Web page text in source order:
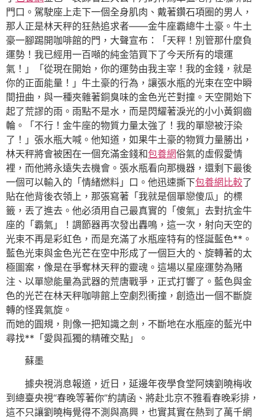
門口。駕駛座上走下一個全身肌肉、戴著鑽石項圈的男人，
那人正是林天秤的狂熱追求者——金牛座霸總牛土豪。牛土
豪一腳踢開咖啡館的門，大聲宣布：「天秤！別管那什麼負
運勢！我已經用一百噸的純金箔買下了今天所有的壞運
氣！」「從現在開始，你的運勢由我主宰！我的金錢，就是
你的正面能量！」牛土豪的行為，讓張水瓶的光束在空中瞬
間扭曲，與一種夾雜著銅臭味的金色光芒對撞。天空開始下
起了荒謬的雨。雨點不是水，而是閃耀著淚光的小小黃銅齒
輪。「不行！金牛座的物質力量太強了！我的單戀被汙染
了！」張水瓶大喊。他知道，如果牛土豪的物質力量勝出，
林天秤將會被困在一個充滿金錢和包養網俗氣的虛假愛情
裡，而他將永遠失去機會。張水瓶看向那機器，還剩下最後
一個可以輸入的「情緒燃料」口。他迅速撕下包養網比較了
貼在他背後衣領上，那張寫著「我就是個單戀傻瓜」的標
籤，丟了進去。他必須用自己最真實的「傻氣」去對抗金牛
座的「霸氣」！調節器再次發出轟鳴，這一次，射向天空的
光束不再是彩虹色，而是充滿了水瓶座特有的怪誕藍色**。
藍色光束與金色光芒在空中形成了一個巨大的、旋轉著的太
極圖案，像是在爭奪林天秤的靈魂。這場以星座運勢為賭
注、以單戀能量為武器的荒唐戰爭，正式打響了。藍色與金
色的光芒在林天秤咖啡館上空劇烈衝撞，創造出一個不斷旋
轉的怪異氣旋。
而她的圓規，則像一把知識之劍，不斷地在水瓶座的藍光中
尋找**「愛與孤獨的精確交點」。
蘇墨
據央視消息報道，近日，延邊年夜學食堂阿姨劉曉梅收
到總臺央視“春晚等著你”約請函、將赴北京不雅看春晚彩排，
這不只讓劉曉梅覺得不測與高興，也實其實在熱到了萬千網